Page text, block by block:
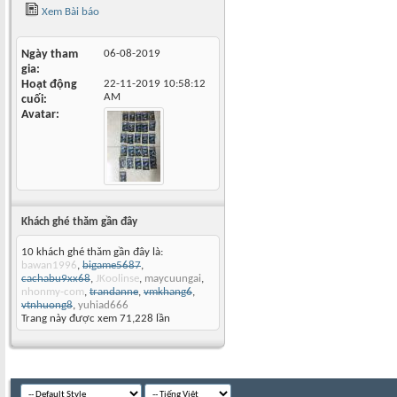
Xem Bài báo
Ngày tham
gia
06-08-2019
Hoạt động
cuối
22-11-2019 10:58:12
AM
Avatar
Khách ghé thăm gần đây
10 khách ghé thăm gần đây là:
bawan1996, bigame5687,
cachabu9xx68, JKoolinse, maycuungai,
nhonmy-com, trandanne, vmkhang6,
vtnhuong8, yuhiad666
Trang này được xem 71,228 lần